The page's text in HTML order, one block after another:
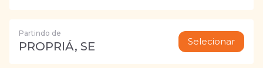
Partindo de
PROPRIÁ, SE Selecionar